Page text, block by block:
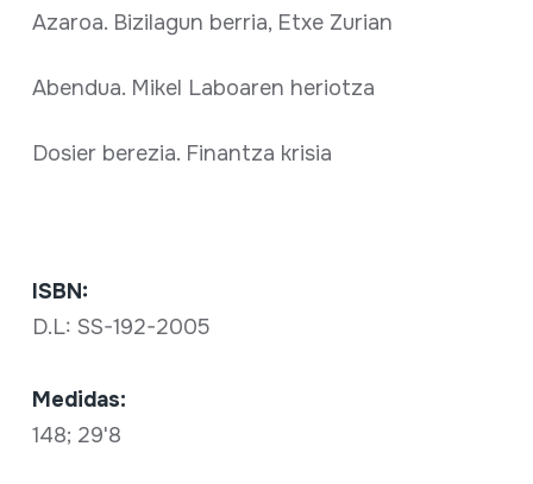
Azaroa. Bizilagun berria, Etxe Zurian
Abendua. Mikel Laboaren heriotza
Dosier berezia. Finantza krisia
ISBN:
D.L: SS-192-2005
Medidas:
148; 29'8